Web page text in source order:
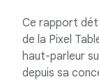
Ce rapport
de la Pixel
haut-parleur
depuis sa